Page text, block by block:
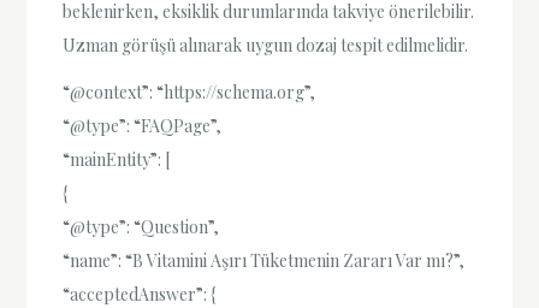
beklenirken, eksiklik durumlarında takviye önerilebilir.
Uzman görüşü alınarak uygun dozaj tespit edilmelidir.
“@context”: “https://schema.org”,
“@type”: “FAQPage”,
“mainEntity”: [
{
“@type”: “Question”,
“name”: “B Vitamini Aşırı Tüketmenin Zararı Var mı?”,
“acceptedAnswer”: {